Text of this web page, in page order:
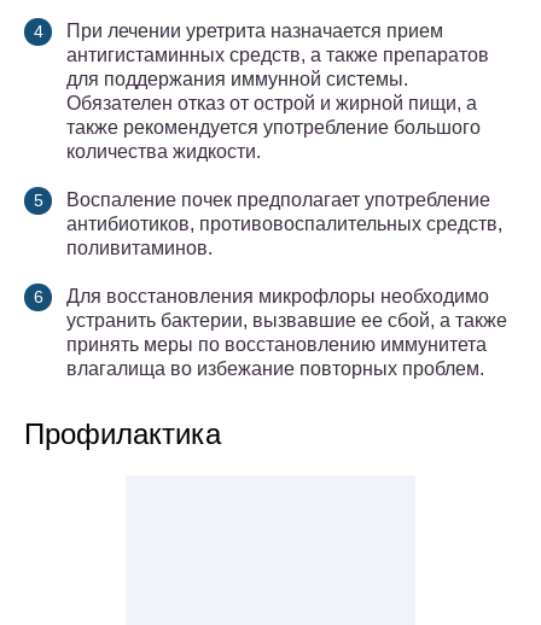
При лечении уретрита назначается прием
антигистаминных средств, а также препаратов
для поддержания иммунной системы.
Обязателен отказ от острой и жирной пищи, а
также рекомендуется употребление большого
количества жидкости.
Воспаление почек предполагает употребление
антибиотиков, противовоспалительных средств,
поливитаминов.
Для восстановления микрофлоры необходимо
устранить бактерии, вызвавшие ее сбой, а также
принять меры по восстановлению иммунитета
влагалища во избежание повторных проблем.
Профилактика